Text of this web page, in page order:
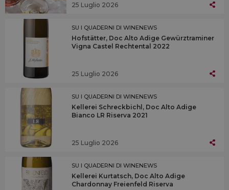
25 Luglio 2026
SU I QUADERNI DI WINENEWS
Hofstätter, Doc Alto Adige Gewürztraminer
Vigna Castel Rechtental 2022
25 Luglio 2026
SU I QUADERNI DI WINENEWS
Kellerei Schreckbichl, Doc Alto Adige
Bianco LR Riserva 2021
25 Luglio 2026
SU I QUADERNI DI WINENEWS
Kellerei Kurtatsch, Doc Alto Adige
Chardonnay Freienfeld Riserva